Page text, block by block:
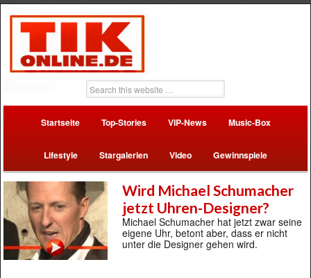
Startseite Top-Stories VIP-News Music-Box
Lifestyle Stargalerien Video Gewinnspiele
Wird Michael Schumacher
jetzt Uhren-Designer?
Michael Schumacher hat jetzt zwar seine
eigene Uhr, betont aber, dass er nicht
unter die Designer gehen wird.